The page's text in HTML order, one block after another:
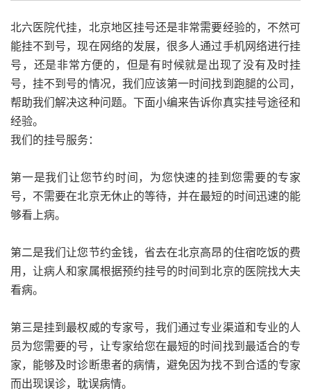
北六医院代挂，北京地区挂号还是非常需要经验的，不然可
能挂不到号，现在网络的发展，很多人通过手机网络进行挂
号，还是非常方便的，但是有时候就是出现了没有及时挂
号，挂不到号的情况，我们应该第一时间找到跑腿的公司，
帮助我们解决这种问题。下面小编来告诉你真实挂号途径和
经验。
我们的挂号服务：
第一是我们让您节约时间，为您快速的挂到您需要的专家
号，不需要在北京无休止的等待，并在最短的时间迅速的能
够看上病。
第二是我们让您节约金钱，省去在北京高昂的住宿吃饭的费
用，让病人和家属根据预约挂号的时间到北京的医院找大夫
看病。
第三是挂到最权威的专家号，我们通过专业渠道和专业的人
员为您需要的号，让专家给您在最短的时间找到最适合的专
家，能够及时诊断患者的病情，避免因为找不到合适的专家
而出现误诊，耽误病情。